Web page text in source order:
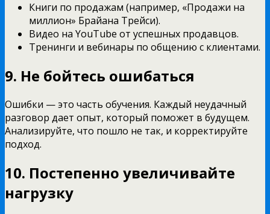
Книги по продажам (например, «Продажи на
миллион» Брайана Трейси).
Видео на YouTube от успешных продавцов.
Тренинги и вебинары по общению с клиентами.
9. Не бойтесь ошибаться
Ошибки — это часть обучения. Каждый неудачный
разговор дает опыт, который поможет в будущем.
Анализируйте, что пошло не так, и корректируйте
подход.
10. Постепенно увеличивайте
нагрузку